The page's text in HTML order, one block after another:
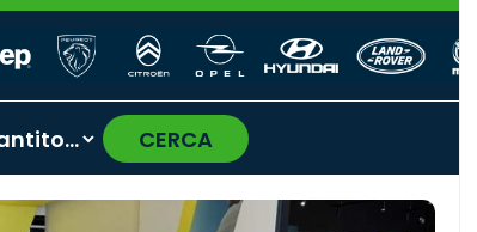
CERCA
›